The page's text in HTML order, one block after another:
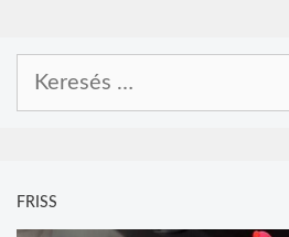
FRISS